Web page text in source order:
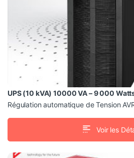
UPS 10000
avec sortie à onde
sinusoïdale
AVR (Régulation automatique
intégration
UPS (10 kVA) 10000 VA – 9 000
Régulation automatique de Tension
Voir les